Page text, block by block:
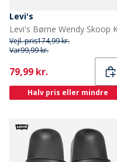
Levi's
Vejl. pris174,99 kr.
Var99,99 kr.
Current
79,99 kr.
Halv pris eller mindre